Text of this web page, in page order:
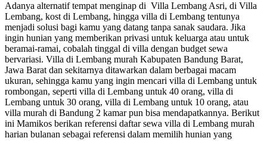
Adanya alternatif tempat menginap di Villa Lembang Asri, di Villa
Lembang, kost di Lembang, hingga villa di Lembang tentunya
menjadi solusi bagi kamu yang datang tanpa sanak saudara. Jika
ingin hunian yang memberikan privasi untuk keluarga atau untuk
beramai-ramai, cobalah tinggal di villa dengan budget sewa
bervariasi. Villa di Lembang murah Kabupaten Bandung Barat,
Jawa Barat dan sekitarnya ditawarkan dalam berbagai macam
ukuran, sehingga kamu yang ingin mencari villa di Lembang untuk
rombongan, seperti villa di Lembang untuk 40 orang, villa di
Lembang untuk 30 orang, villa di Lembang untuk 10 orang, atau
villa murah di Bandung 2 kamar pun bisa mendapatkannya. Berikut
ini Mamikos berikan referensi daftar sewa villa di Lembang murah
harian bulanan sebagai referensi dalam memilih hunian yang